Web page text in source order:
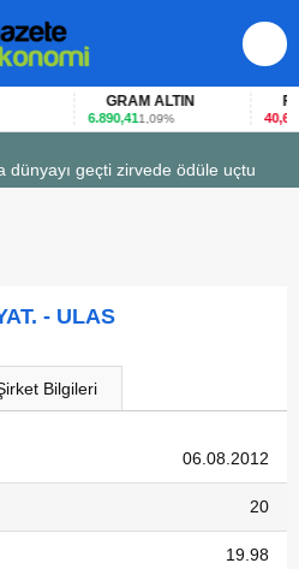
GRAM ALTIN
6.890,411,09%
FAİZ
40,65-
dünyayı geçti zirvede ödüle uçtu
- ULAS
Bilgileri
06.08.2012
20
19.98